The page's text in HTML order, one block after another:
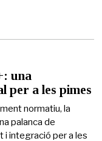
una
per a les pimes
normatiu, la
palanca de
integració per a les